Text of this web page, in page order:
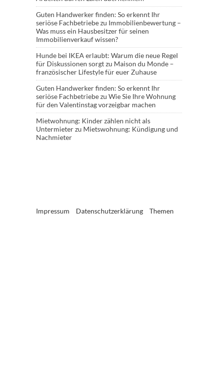
Guten Handwerker finden: So erkennt Ihr
seriöse Fachbetriebezu Immobilienbewertung –
Was muss ein Hausbesitzer für seinen
Immobilienverkauf wissen?
Hunde bei IKEA erlaubt: Warum die neue Regel
für Diskussionen sorgtzu Maison du Monde –
französischer Lifestyle für euer Zuhause
Guten Handwerker finden: So erkennt Ihr
seriöse Fachbetriebezu Wie Sie Ihre Wohnung
für den Valentinstag vorzeigbar machen
Mietwohnung: Kinder zählen nicht als
Untermieterzu Mietswohnung: Kündigung und
Nachmieter
Impressum Datenschutzerklärung Themen